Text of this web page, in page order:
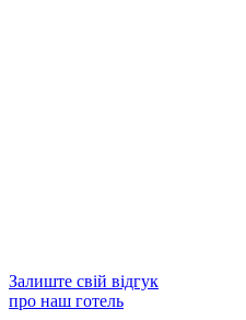
Залиште свій відгук
про наш готель